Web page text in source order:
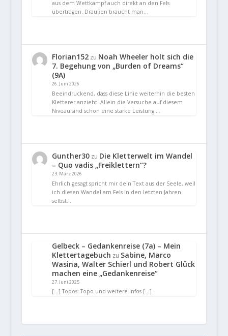
aus dem Wettkampf auch direkt an den Fels
übertragen. Draußen braucht man…
Florian152zu Noah Wheeler holt sich die
7. Begehung von „Burden of Dreams“
(9A)
26. Juni 2026
Beeindruckend, dass diese Linie weiterhin die besten
Kletterer anzieht. Allein die Versuche auf diesem
Niveau sind schon eine starke Leistung.…
Gunther30zu Die Kletterwelt im Wandel
– Quo vadis „Freiklettern“?
23. März 2026
Ehrlich gesagt spricht mir dein Text aus der Seele, weil
ich diesen Wandel am Fels in den letzten Jahren
selbst…
Gelbeck – Gedankenreise (7a) – Mein
Klettertagebuch zu Sabine, Marco
Wasina, Walter Schierl und Robert Glück
machen eine „Gedankenreise“
27. Juni 2025
[…] Topos: Topo und weitere Infos […]